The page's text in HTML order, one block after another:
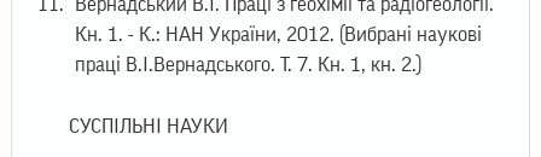
Вернадський В.І. Праці з геохімії та радіогеології.
Кн. 1. - К.: НАН України, 2012. (Вибрані наукові
праці В.І.Вернадського. Т. 7. Кн. 1, кн. 2.)
СУСПІЛЬНІ НАУКИ